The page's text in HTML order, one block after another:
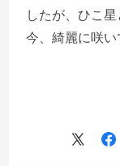
したが、ひこ
今、綺麗に咲い